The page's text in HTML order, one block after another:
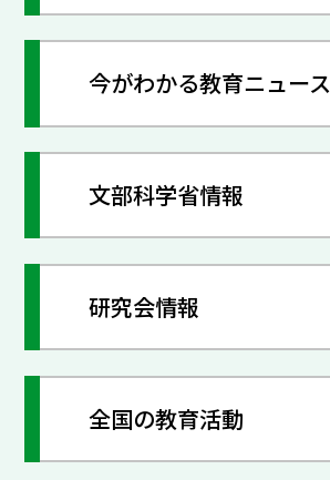
今がわかる教育ニュース
文部科学省情報
研究会情報
全国の教育活動